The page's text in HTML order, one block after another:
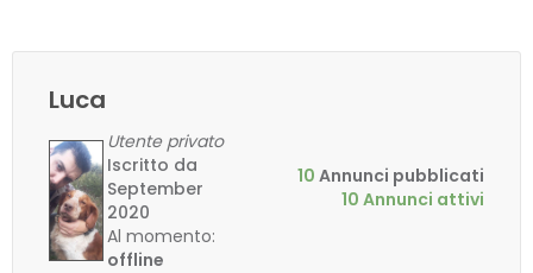
Luca
Utente privato
Iscritto da
September
2020
Al momento:
offline
10 Annunci pubblicati
10 Annunci attivi